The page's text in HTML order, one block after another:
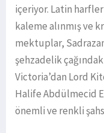
içeriyor. Latin
kaleme alınmış ve
mektuplar,
şehzadelik
Victoria’dan Lord
Halife Abdülmecid
önemli ve renkli